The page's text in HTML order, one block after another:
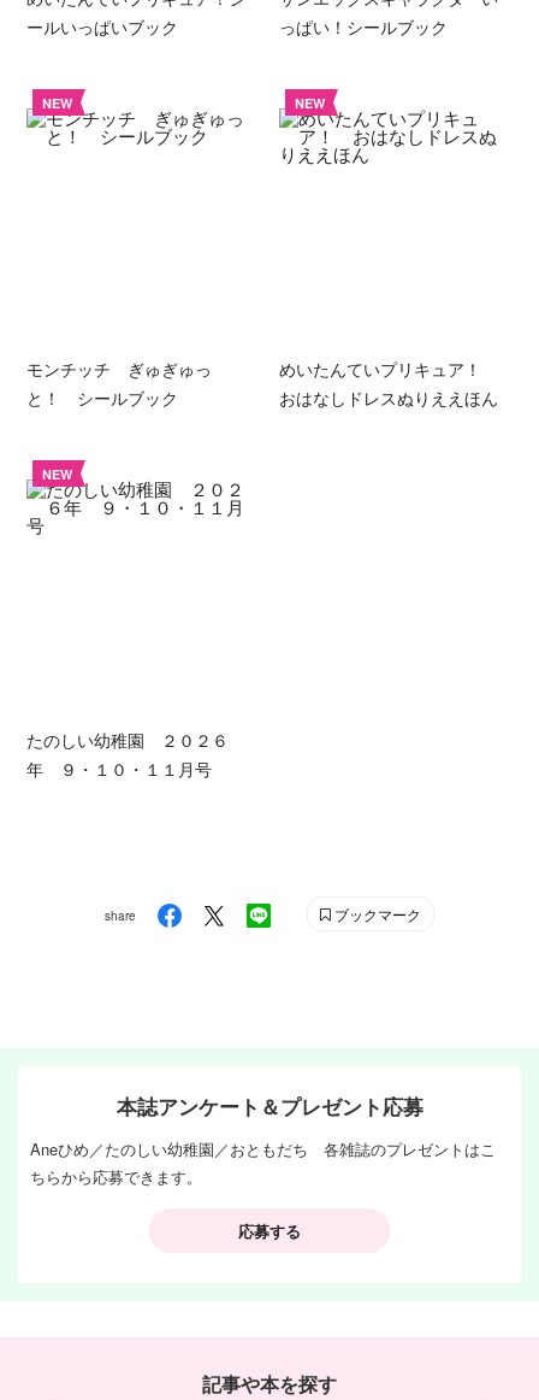
ールいっぱいブック
っぱい！シールブック
NEW
モンチッチ ぎゅぎゅっ
と！ シールブック
NEW
めいたんていプリキュア！
おはなしドレスぬりええほん
NEW
たのしい幼稚園 ２０２６
年 ９・１０・１１月号
share ブックマーク
本誌アンケート＆プレゼント応募
Aneひめ／たのしい幼稚園／おともだち 各雑誌のプレゼントはこ
ちらから応募できます。
応募する
記事や本を探す